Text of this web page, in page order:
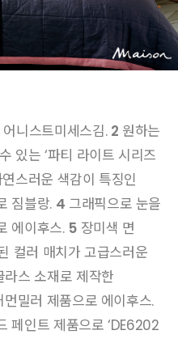
니스트미세스김. 2 원하는
있는 ‘파티 라이트 시리즈
스러운 색감이 특징인
짐블랑. 4 그래픽으로 눈을
에이후스. 5장미색 면
컬러 매치가 고급스러운
라스 소재로 제작한
먼밀러 제품으로 에이후스.
페인트 제품으로 ‘DE6202